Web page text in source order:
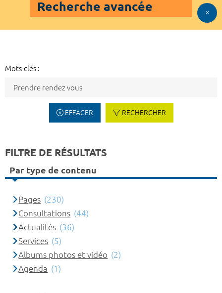
Recherche avancée
Mots-clés :
EFFACER RECHERCHER
FILTRE DE RÉSULTATS
Par type de contenu
Pages (230)
Consultations (44)
Actualités (36)
Services (5)
Albums photos et vidéo (2)
Agenda (1)